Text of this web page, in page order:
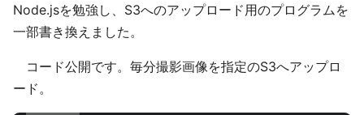
Node.jsを勉強し、S3へのアップロード用のプログラムを
一部書き換えました。
コード公開です。毎分撮影画像を指定のS3へアップロ
ード。